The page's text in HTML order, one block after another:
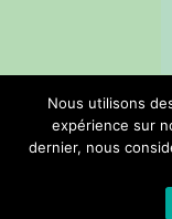
Mentions
Nous utilisons
expérience sur
dernier, nous